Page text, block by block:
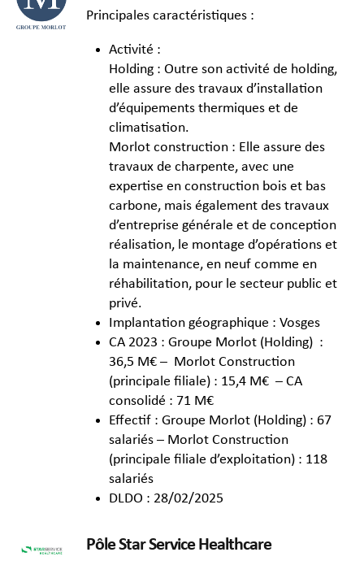
Principales caractéristiques :
Activité :
Holding : Outre son activité de holding,
elle assure des travaux d’installation
d’équipements thermiques et de
climatisation.
Morlot construction : Elle assure des
travaux de charpente, avec une
expertise en construction bois et bas
carbone, mais également des travaux
d’entreprise générale et de conception
réalisation, le montage d’opérations et
la maintenance, en neuf comme en
réhabilitation, pour le secteur public et
privé.
Implantation géographique : Vosges
CA 2023 : Groupe Morlot (Holding) :
36,5 M€ – Morlot Construction
(principale filiale) : 15,4 M€ – CA
consolidé : 71 M€
Effectif : Groupe Morlot (Holding) : 67
salariés – Morlot Construction
(principale filiale d’exploitation) : 118
salariés
DLDO : 28/02/2025
Pôle Star Service Healthcare